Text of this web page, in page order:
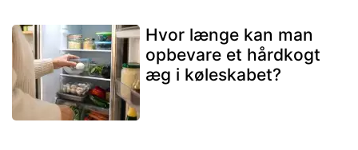
Hvor længe kan man
opbevare et hårdkogt
æg i køleskabet?